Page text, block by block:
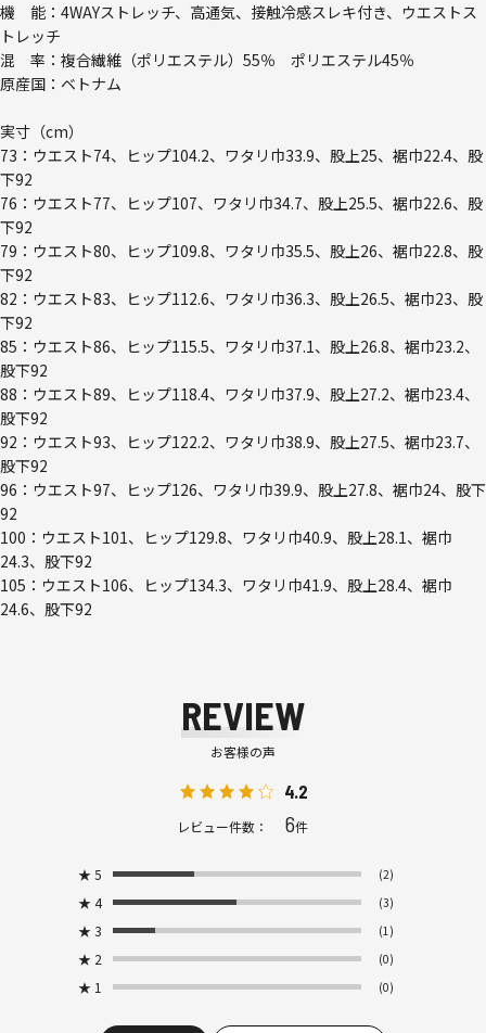
機 能：4WAYストレッチ、高通気、接触冷感スレキ付き、ウエストス
トレッチ
混 率：複合繊維（ポリエステル）55％ ポリエステル45％
原産国：ベトナム
実寸（cm）
73：ウエスト74、ヒップ104.2、ワタリ巾33.9、股上25、裾巾22.4、股
下92
76：ウエスト77、ヒップ107、ワタリ巾34.7、股上25.5、裾巾22.6、股
下92
79：ウエスト80、ヒップ109.8、ワタリ巾35.5、股上26、裾巾22.8、股
下92
82：ウエスト83、ヒップ112.6、ワタリ巾36.3、股上26.5、裾巾23、股
下92
85：ウエスト86、ヒップ115.5、ワタリ巾37.1、股上26.8、裾巾23.2、
股下92
88：ウエスト89、ヒップ118.4、ワタリ巾37.9、股上27.2、裾巾23.4、
股下92
92：ウエスト93、ヒップ122.2、ワタリ巾38.9、股上27.5、裾巾23.7、
股下92
96：ウエスト97、ヒップ126、ワタリ巾39.9、股上27.8、裾巾24、股下
92
100：ウエスト101、ヒップ129.8、ワタリ巾40.9、股上28.1、裾巾
24.3、股下92
105：ウエスト106、ヒップ134.3、ワタリ巾41.9、股上28.4、裾巾
24.6、股下92
REVIEW
お客様の声
4.2
レビュー件数： 6件
★ 5 (2)
★ 4 (3)
★ 3 (1)
★ 2 (0)
★ 1 (0)